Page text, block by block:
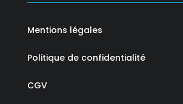
Mentions légales
Politique de confidentialité
CGV